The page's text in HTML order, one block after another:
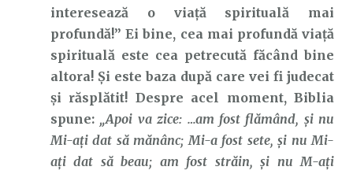
interesează o viață spirituală mai
profundă!” Ei bine, cea mai profundă viață
spirituală este cea petrecută făcând bine
altora! Și este baza după care vei fi judecat
și răsplătit! Despre acel moment, Biblia
spune: „Apoi va zice: …am fost flămând, şi nu
Mi-aţi dat să mănânc; Mi-a fost sete, şi nu Mi-
aţi dat să beau; am fost străin, şi nu M-aţi